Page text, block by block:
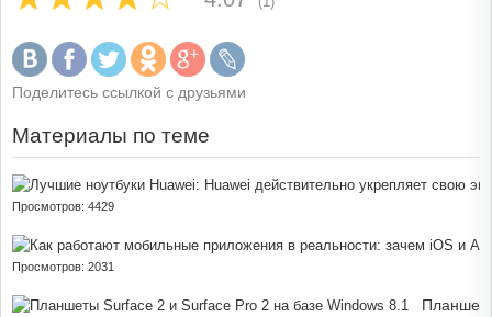
Поделитесь ссылкой с друзьями
Материалы по теме
Просмотров: 4429
Просмотров: 2031